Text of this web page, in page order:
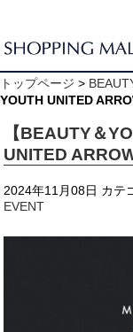
トップページ >
YOUTH UNITED
【BEAUTY＆
UNITED
2024年11月08日 カテ
EVENT